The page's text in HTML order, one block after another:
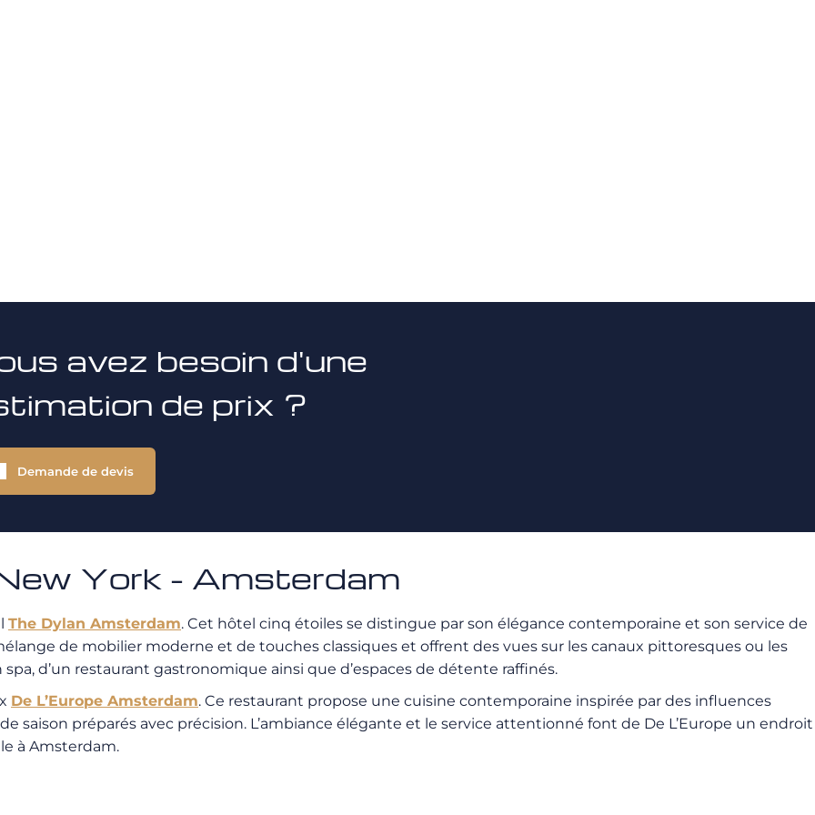
avez besoin d'une
de prix ?
Demande de devis
York - Amsterdam
The Dylan Amsterdam. Cet hôtel cinq étoiles se distingue par son élégance contemporaine et son service de
de mobilier moderne et de touches classiques et offrent des vues sur les canaux pittoresques ou les
d’un restaurant gastronomique ainsi que d’espaces de détente raffinés.
De L’Europe Amsterdam. Ce restaurant propose une cuisine contemporaine inspirée par des influences
saison préparés avec précision. L’ambiance élégante et le service attentionné font de De L’Europe un endroit
à Amsterdam.